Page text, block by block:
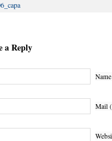
a Reply
Mail